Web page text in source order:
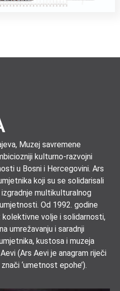
Muzej savremene
kulturno-razvojni
u Bosni i Hercegovini. Ars
koji su se solidarisali
multikulturalnog
Od 1992. godine
kolektivne volje i solidarnosti,
umrežavanju i saradnji
kustosa i muzeja
(Ars Aevi je anagram riječi
‘umetnost epohe’).